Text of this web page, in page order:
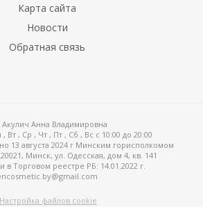
Карта сайта
Новости
Обратная связь
Анна Владимировна
, Вт , Ср , Чт , Пт , Сб , Вс c 10:00 до 20:00
13 августа 2024 г Минским горисполкомом
Минск, ул. Одесская, дом 4, кв. 141
в Торговом реестре РБ: 14.01.2022 г.
Настройка файлов cookie